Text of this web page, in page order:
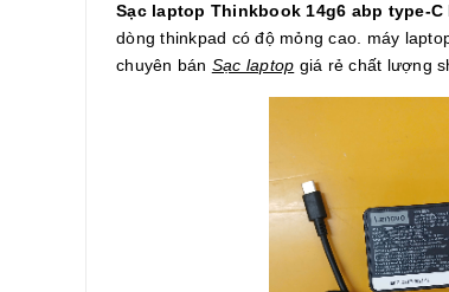
Sạc laptop Thinkbook 14g6 abp type-C
dòng thinkpad có độ mỏng cao. máy
chuyên bán Sạc laptop giá rẻ chất lượng